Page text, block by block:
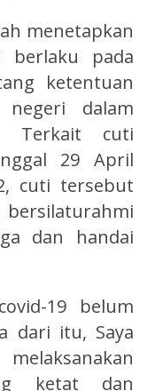
menetapkan
berlaku pada
ketentuan
negeri dalam
Terkait cuti
29 April
cuti tersebut
dan handai
19 belum
dari itu, Saya
ketat dan